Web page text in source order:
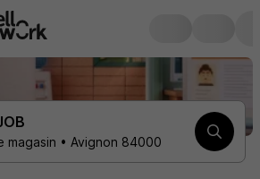
magasin • Avignon 84000